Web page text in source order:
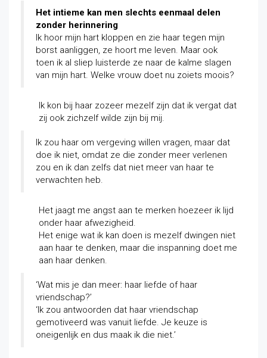
Het intieme kan men slechts eenmaal delen
zonder herinnering
Ik hoor mijn hart kloppen en zie haar tegen mijn
borst aanliggen, ze hoort me leven. Maar ook
toen ik al sliep luisterde ze naar de kalme slagen
van mijn hart. Welke vrouw doet nu zoiets moois?
Ik kon bij haar zozeer mezelf zijn dat ik vergat dat
zij ook zichzelf wilde zijn bij mij.
Ik zou haar om vergeving willen vragen, maar dat
doe ik niet, omdat ze die zonder meer verlenen
zou en ik dan zelfs dat niet meer van haar te
verwachten heb.
Het jaagt me angst aan te merken hoezeer ik lijd
onder haar afwezigheid.
Het enige wat ik kan doen is mezelf dwingen niet
aan haar te denken, maar die inspanning doet me
aan haar denken.
‘Wat mis je dan meer: haar liefde of haar
vriendschap?’
‘Ik zou antwoorden dat haar vriendschap
gemotiveerd was vanuit liefde. Je keuze is
oneigenlijk en dus maak ik die niet.’